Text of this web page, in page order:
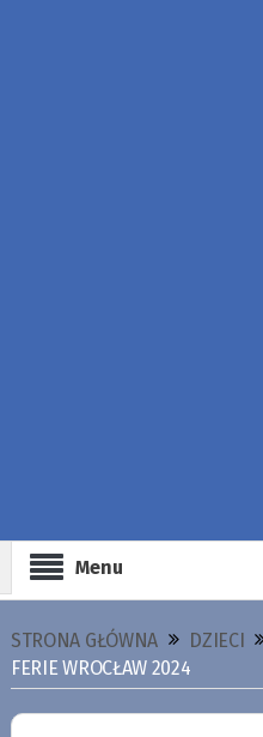
Menu
STRONA GŁÓWNA DZIECI
FERIE WROCŁAW 2024